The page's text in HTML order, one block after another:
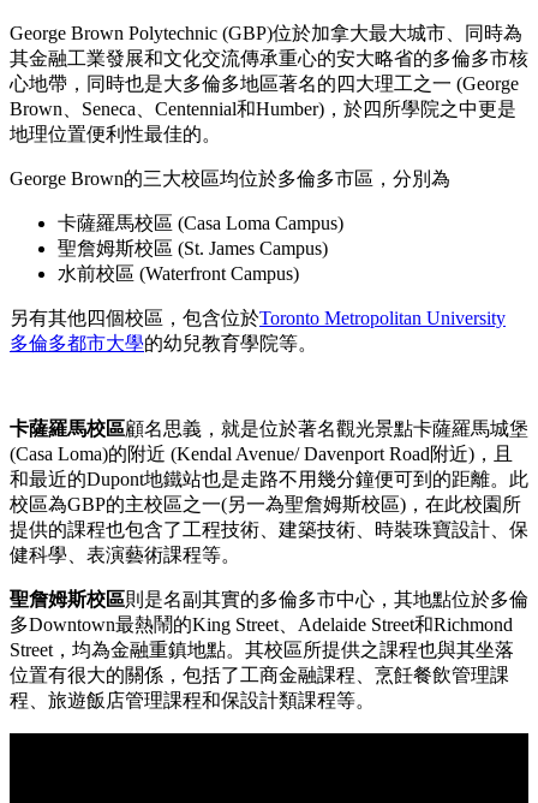
George Brown Polytechnic (GBP)位於加拿大最大城市、同時為
其金融工業發展和文化交流傳承重心的安大略省的多倫多市核
心地帶，同時也是大多倫多地區著名的四大理工之一 (George
Brown、Seneca、Centennial和Humber)，於四所學院之中更是
地理位置便利性最佳的。
George Brown的三大校區均位於多倫多市區，分別為
卡薩羅馬校區 (Casa Loma Campus)
聖詹姆斯校區 (St. James Campus)
水前校區 (Waterfront Campus)
另有其他四個校區，包含位於Toronto Metropolitan University
多倫多都市大學的幼兒教育學院等。
卡薩羅馬校區顧名思義，就是位於著名觀光景點卡薩羅馬城堡
(Casa Loma)的附近 (Kendal Avenue/ Davenport Road附近)，且
和最近的Dupont地鐵站也是走路不用幾分鐘便可到的距離。此
校區為GBP的主校區之一(另一為聖詹姆斯校區)，在此校園所
提供的課程也包含了工程技術、建築技術、時裝珠寶設計、保
健科學、表演藝術課程等。
聖詹姆斯校區則是名副其實的多倫多市中心，其地點位於多倫
多Downtown最熱鬧的King Street、Adelaide Street和Richmond
Street，均為金融重鎮地點。其校區所提供之課程也與其坐落
位置有很大的關係，包括了工商金融課程、烹飪餐飲管理課
程、旅遊飯店管理課程和保設計類課程等。